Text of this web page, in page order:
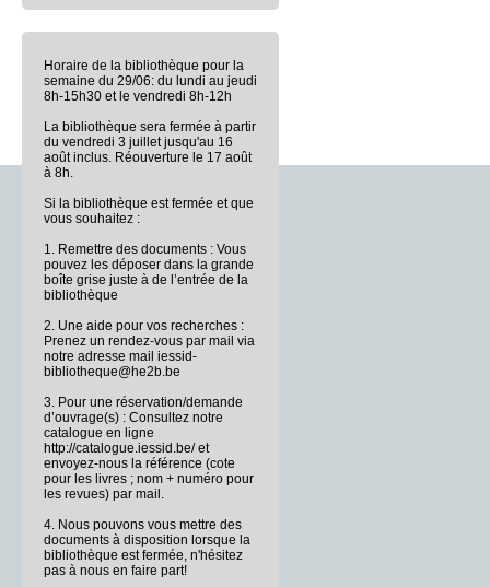
Horaire de la bibliothèque pour la
semaine du 29/06: du lundi au jeudi
8h-15h30 et le vendredi 8h-12h
La bibliothèque sera fermée à partir
du vendredi 3 juillet jusqu'au 16
août inclus. Réouverture le 17 août
à 8h.
Si la bibliothèque est fermée et que
vous souhaitez :
1. Remettre des documents : Vous
pouvez les déposer dans la grande
boîte grise juste à de l’entrée de la
bibliothèque
2. Une aide pour vos recherches :
Prenez un rendez-vous par mail via
notre adresse mail iessid-
bibliotheque@he2b.be
3. Pour une réservation/demande
d’ouvrage(s) : Consultez notre
catalogue en ligne
http://catalogue.iessid.be/ et
envoyez-nous la référence (cote
pour les livres ; nom + numéro pour
les revues) par mail.
4. Nous pouvons vous mettre des
documents à disposition lorsque la
bibliothèque est fermée, n'hésitez
pas à nous en faire part!